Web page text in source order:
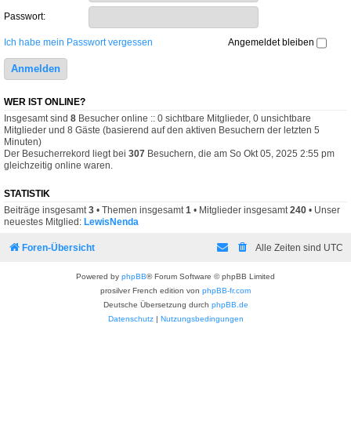
Passwort:
Ich habe mein Passwort vergessen Angemeldet bleiben
WER IST ONLINE?
Insgesamt sind 8 Besucher online :: 0 sichtbare Mitglieder, 0 unsichtbare
Mitglieder und 8 Gäste (basierend auf den aktiven Besuchern der letzten 5
Minuten)
Der Besucherrekord liegt bei 307 Besuchern, die am So Okt 05, 2025 2:55 pm
gleichzeitig online waren.
STATISTIK
Beiträge insgesamt3 • Themen insgesamt1 • Mitglieder insgesamt240 • Unser
neuestes Mitglied: LewisNenda
Foren-Übersicht Alle Zeiten sind UTC
Powered by phpBB® Forum Software © phpBB Limited
prosilver French edition von phpBB-fr.com
Deutsche Übersetzung durch phpBB.de
Datenschutz| Nutzungsbedingungen